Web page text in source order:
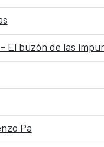
El buzón de las
Pa